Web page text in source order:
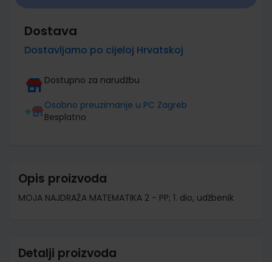
Dostava
Dostavljamo po cijeloj Hrvatskoj
Dostupno za narudžbu
Osobno preuzimanje u PC Zagreb
Besplatno
Opis proizvoda
MOJA NAJDRAŽA MATEMATIKA 2 - PP; 1. dio, udžbenik
Detalji proizvoda